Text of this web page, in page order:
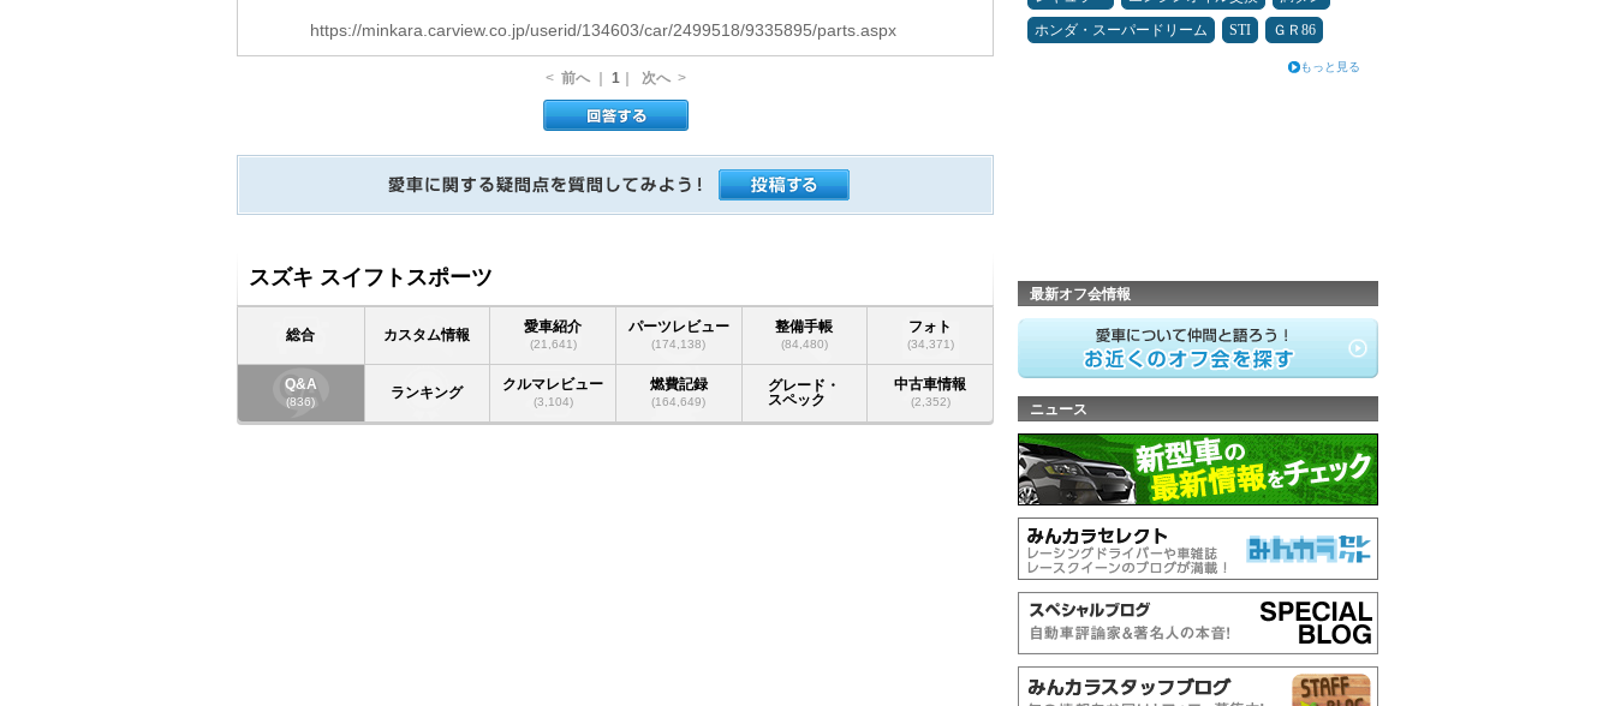
https://minkara.carview.co.jp/userid/134603/car/2499518/9335895/parts.aspx
< 前へ ｜ 1 ｜ 次へ >
スズキ スイフトスポーツ
総合 カスタム情報
愛車紹介
(21,641)
パーツレビュー
(174,138)
整備手帳
(84,480)
フォト
(34,371)
Q&A
(836) ランキング
クルマレビュー
(3,104)
燃費記録
(164,649)
グレード・
スペック
中古車情報
(2,352)
ホンダ・スーパードリーム
STI ＧＲ86
もっと見る
最新オフ会情報
ニュース